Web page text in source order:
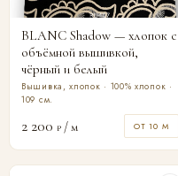
BLANC Shadow — хлопок с
объёмной вышивкой,
чёрный и белый
Вышивка, хлопок · 100% хлопок ·
109 см.
2 200 ₽ / м ОТ 10 М